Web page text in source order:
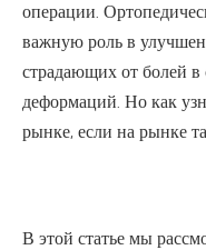
операции.
важную роль в
страдающих от болей в
деформаций. Но как
рынке, если на рынке
В этой статье мы